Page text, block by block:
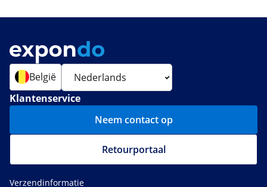
België
Klantenservice
Neem contact op
Retourportaal
Verzendinformatie